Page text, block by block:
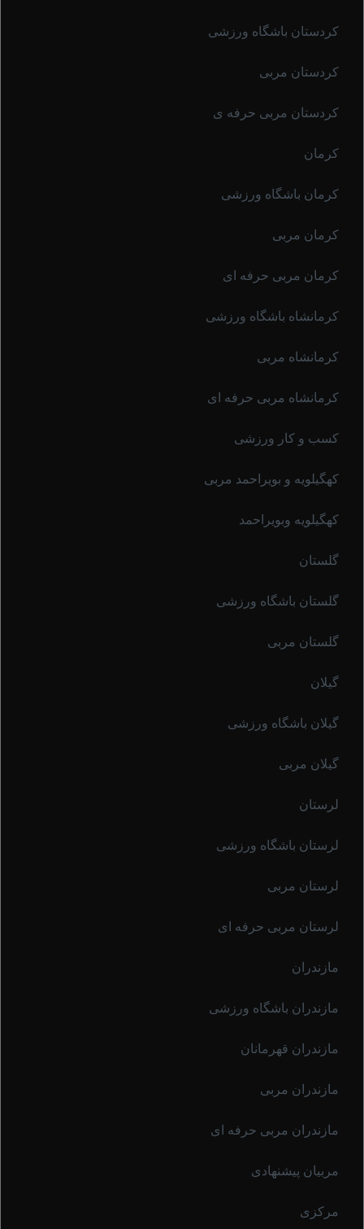
کردستان باشگاه ورزشی
کردستان مربی
کردستان مربی حرفه ی
کرمان
کرمان باشگاه ورزشی
کرمان مربی
کرمان مربی حرفه ای
کرمانشاه باشگاه ورزشی
کرمانشاه مربی
کرمانشاه مربی حرفه ای
کسب و کار ورزشی
کهگیلویه و بویراحمد مربی
کهگیلویه وبویراحمد
گلستان
گلستان باشگاه ورزشی
گلستان مربی
گیلان
گیلان باشگاه ورزشی
گیلان مربی
لرستان
لرستان باشگاه ورزشی
لرستان مربی
لرستان مربی حرفه ای
مازندران
مازندران باشگاه ورزشی
مازندران قهرمانان
مازندران مربی
مازندران مربی حرفه ای
مربیان پیشنهادی
مرکزی